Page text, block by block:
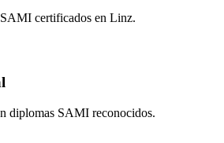
certificados en Linz.
diplomas SAMI reconocidos.